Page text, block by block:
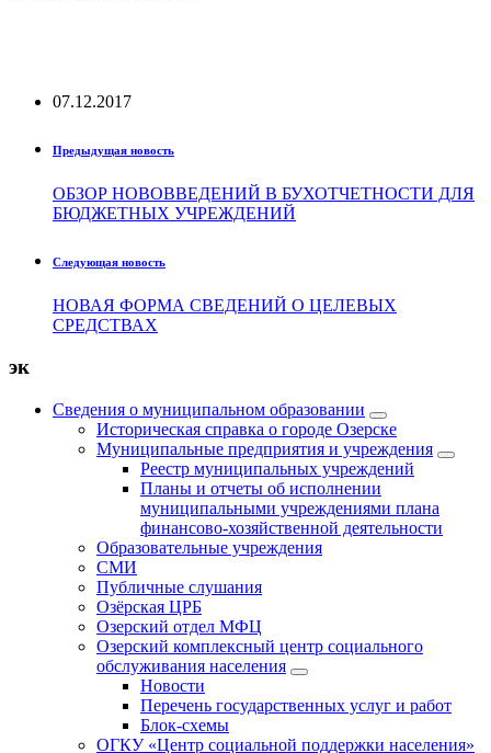
07.12.2017
Предыдущая новость
ОБЗОР НОВОВВЕДЕНИЙ В БУХОТЧЕТНОСТИ ДЛЯ
БЮДЖЕТНЫХ УЧРЕЖДЕНИЙ
Следующая новость
НОВАЯ ФОРМА СВЕДЕНИЙ О ЦЕЛЕВЫХ
СРЕДСТВАХ
эк
Сведения о муниципальном образовании
Историческая справка о городе Озерске
Муниципальные предприятия и учреждения
Реестр муниципальных учреждений
Планы и отчеты об исполнении
муниципальными учреждениями плана
финансово-хозяйственной деятельности
Образовательные учреждения
СМИ
Публичные слушания
Озёрская ЦРБ
Озерский отдел МФЦ
Озерский комплексный центр социального
обслуживания населения
Новости
Перечень государственных услуг и работ
Блок-схемы
ОГКУ «Центр социальной поддержки населения»